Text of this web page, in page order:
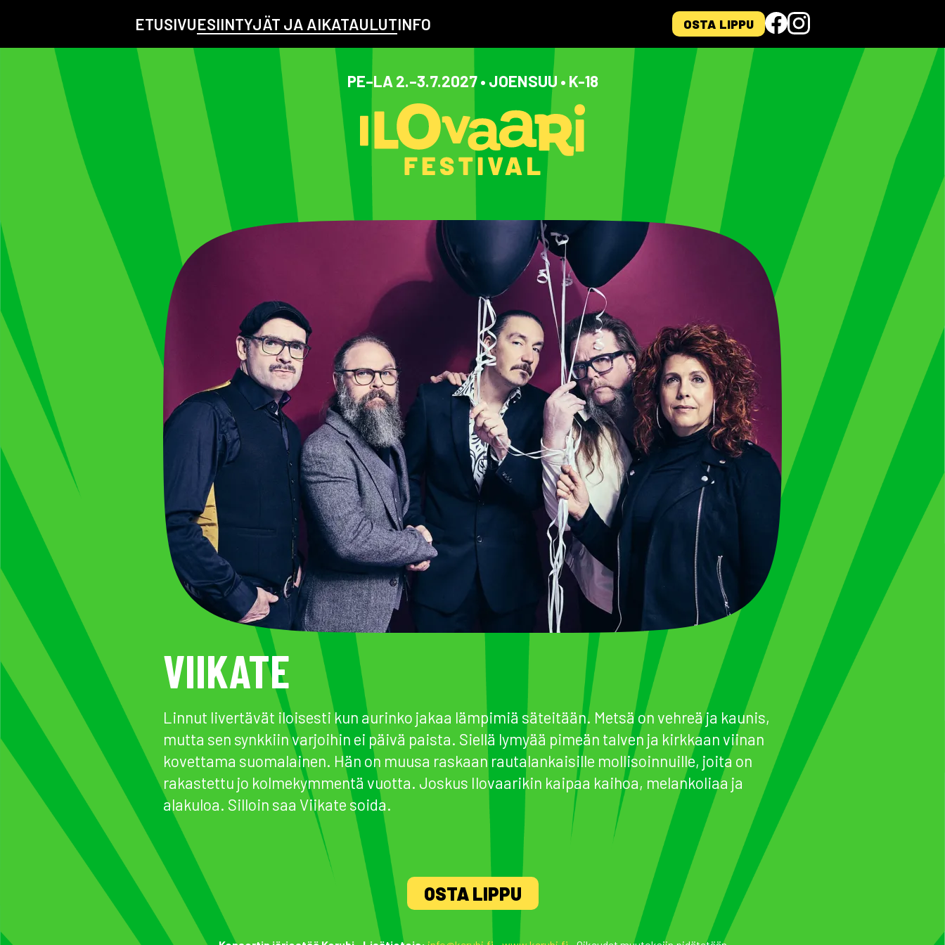
ETUSIVUESIINTYJÄT JA AIKATAULUTINFO OSTA LIPPU
PE–LA 2.–3.7.2027 • JOENSUU • K-18
VIIKATE
Linnut livertävät iloisesti kun aurinko jakaa lämpimiä säteitään. Metsä on vehreä ja kaunis,
mutta sen synkkiin varjoihin ei päivä paista. Siellä lymyää pimeän talven ja kirkkaan viinan
kovettama suomalainen. Hän on muusa raskaan rautalankaisille mollisoinnuille, joita on
rakastettu jo kolmekymmentä vuotta. Joskus Ilovaarikin kaipaa kaihoa, melankoliaa ja
alakuloa. Silloin saa Viikate soida.
OSTA LIPPU